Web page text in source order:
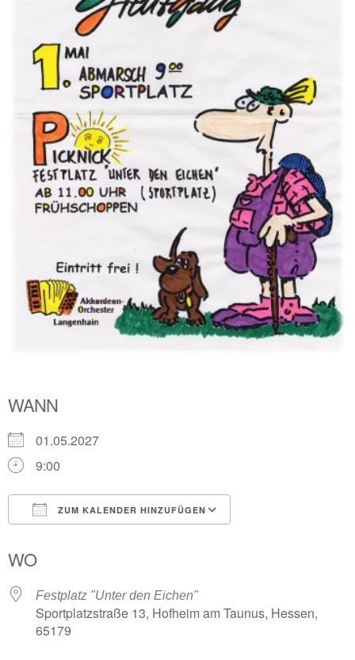
WANN
01.05.2027
9:00
ZUM KALENDER HINZUFÜGEN
WO
Festplatz "Unter den Eichen"
Sportplatzstraße 13, Hofheim am Taunus, Hessen,
65179